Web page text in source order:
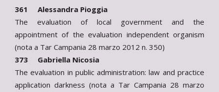
361 Alessandra Pioggia
The evaluation of local government and the
appointment of the evaluation independent organism
(nota a Tar Campania 28 marzo 2012 n. 350)
373 Gabriella Nicosia
The evaluation in public administration: law and practice
application darkness (nota a Tar Campania 28 marzo